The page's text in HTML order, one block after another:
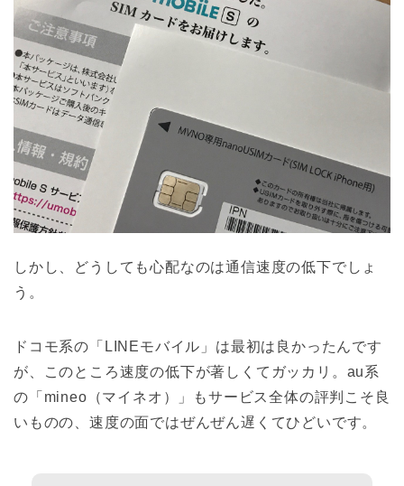
しかし、どうしても心配なのは通信速度の低下でしょ
う。
ドコモ系の「LINEモバイル」は最初は良かったんです
が、このところ速度の低下が著しくてガッカリ。au系
の「mineo（マイネオ）」もサービス全体の評判こそ良
いものの、速度の面ではぜんぜん遅くてひどいです。